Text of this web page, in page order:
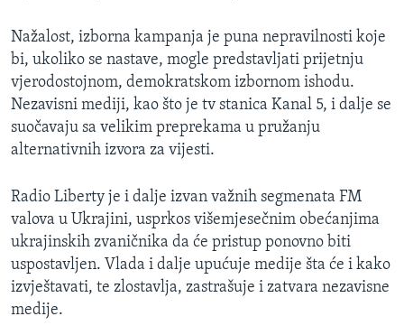
Nažalost, izborna kampanja je puna nepravilnosti koje
bi, ukoliko se nastave, mogle predstavljati prijetnju
vjerodostojnom, demokratskom izbornom ishodu.
Nezavisni mediji, kao što je tv stanica Kanal 5, i dalje se
suočavaju sa velikim preprekama u pružanju
alternativnih izvora za vijesti.
Radio Liberty je i dalje izvan važnih segmenata FM
valova u Ukrajini, usprkos višemjesečnim obećanjima
ukrajinskih zvaničnika da će pristup ponovno biti
uspostavljen. Vlada i dalje upućuje medije šta će i kako
izvještavati, te zlostavlja, zastrašuje i zatvara nezavisne
medije.